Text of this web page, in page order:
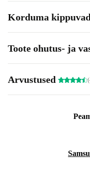
Korduma
Toote ohutus- ja
Arvustused